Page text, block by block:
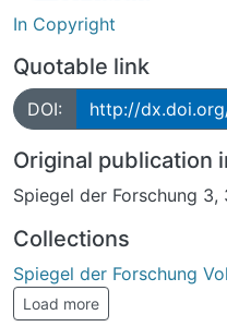
In Copyright
Quotable link
DOI: http://
Original publication
Spiegel der Forschung 3,
Collections
Spiegel der Forschung
Load more